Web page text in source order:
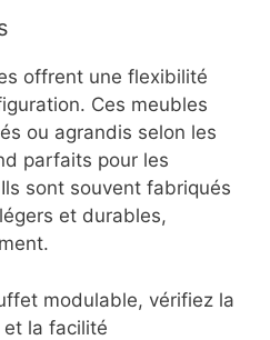
offrent une flexibilité
Ces meubles
ou agrandis selon les
parfaits pour les
sont souvent fabriqués
et durables,
modulable, vérifiez la
la facilité